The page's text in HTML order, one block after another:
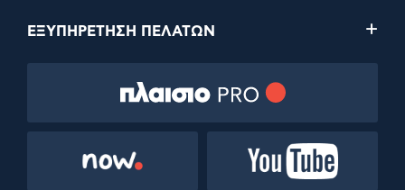
ΕΞΥΠΗΡΕΤΗΣΗ ΠΕΛΑΤΩΝ